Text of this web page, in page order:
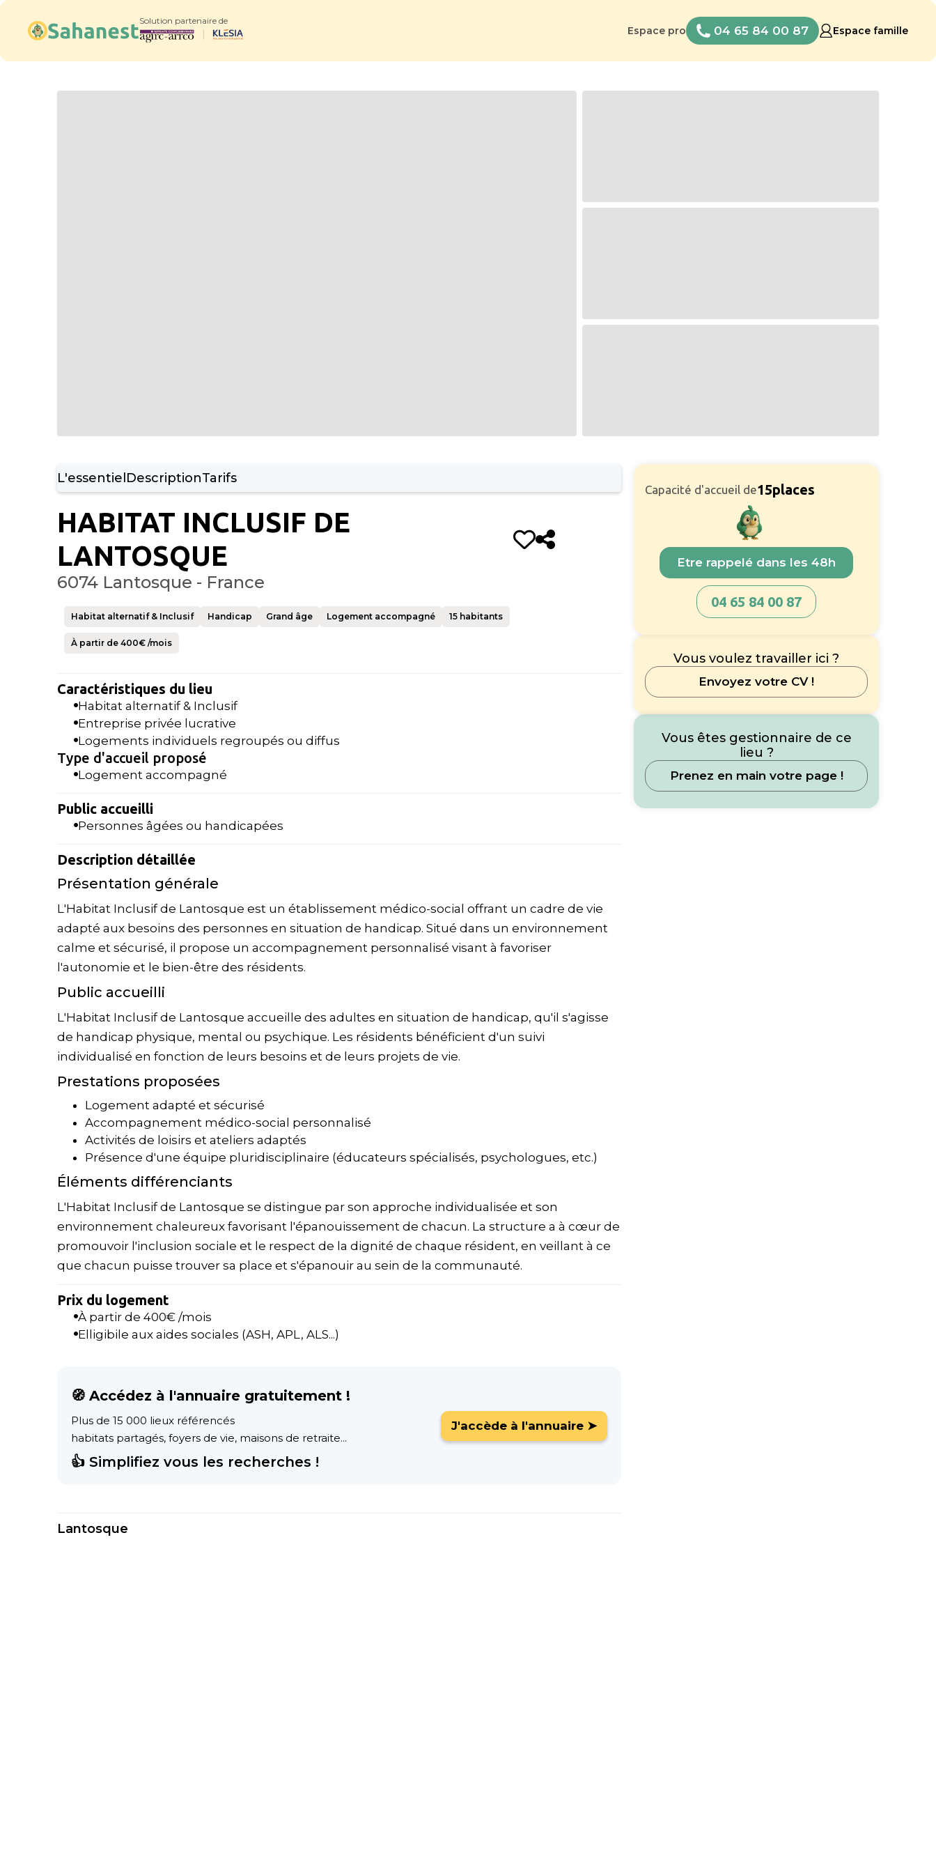
Solution partenaire de
Espace pro 04 65 84 00 87 Espace famille
L'essentielDescriptionTarifs
HABITAT INCLUSIF DE
LANTOSQUE
6074 Lantosque - France
Habitat alternatif & Inclusif Handicap Grand âge Logement accompagné 15 habitants
À partir de 400€ /mois
Caractéristiques du lieu
Habitat alternatif & Inclusif
Entreprise privée lucrative
Logements individuels regroupés ou diffus
Type d'accueil proposé
Logement accompagné
Public accueilli
Personnes âgées ou handicapées
Description détaillée
Présentation générale
L'Habitat Inclusif de Lantosque est un établissement médico-social offrant un cadre de vie
adapté aux besoins des personnes en situation de handicap. Situé dans un environnement
calme et sécurisé, il propose un accompagnement personnalisé visant à favoriser
l'autonomie et le bien-être des résidents.
Public accueilli
L'Habitat Inclusif de Lantosque accueille des adultes en situation de handicap, qu'il s'agisse
de handicap physique, mental ou psychique. Les résidents bénéficient d'un suivi
individualisé en fonction de leurs besoins et de leurs projets de vie.
Prestations proposées
Logement adapté et sécurisé
Accompagnement médico-social personnalisé
Activités de loisirs et ateliers adaptés
Présence d'une équipe pluridisciplinaire (éducateurs spécialisés, psychologues, etc.)
Éléments différenciants
L'Habitat Inclusif de Lantosque se distingue par son approche individualisée et son
environnement chaleureux favorisant l'épanouissement de chacun. La structure a à cœur de
promouvoir l'inclusion sociale et le respect de la dignité de chaque résident, en veillant à ce
que chacun puisse trouver sa place et s'épanouir au sein de la communauté.
Prix du logement
À partir de 400€ /mois
Elligibile aux aides sociales (ASH, APL, ALS...)
🧭 Accédez à l'annuaire gratuitement !
Plus de 15 000 lieux référencés
habitats partagés, foyers de vie, maisons de retraite...
👍 Simplifiez vous les recherches !
J'accède à l'annuaire ➤
Lantosque
Capacité d'accueil de15places
Etre rappelé dans les 48h
04 65 84 00 87
Vous voulez travailler ici ?
Envoyez votre CV !
Vous êtes gestionnaire de ce
lieu ?
Prenez en main votre page !